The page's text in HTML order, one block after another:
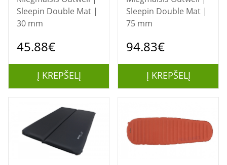
Sleepin Double Mat |
30 mm
45.88€
Į KREPŠELĮ
Sleepin Double Mat |
75 mm
94.83€
Į KREPŠELĮ